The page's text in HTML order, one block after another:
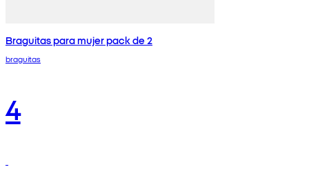
Braguitas para mujer pack de 2
braguitas
4